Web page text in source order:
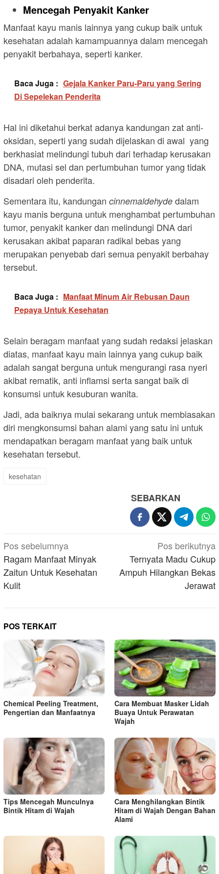
Mencegah Penyakit Kanker
Manfaat kayu manis lainnya yang cukup baik untuk
kesehatan adalah kamampuannya dalam mencegah
penyakit berbahaya, seperti kanker.
Baca Juga : Gejala Kanker Paru-Paru yang Sering
Di Sepelekan Penderita
Hal ini diketahui berkat adanya kandungan zat anti-
oksidan, seperti yang sudah dijelaskan di awal yang
berkhasiat melindungi tubuh dari terhadap kerusakan
DNA, mutasi sel dan pertumbuhan tumor yang tidak
disadari oleh penderita.
Sementara itu, kandungan cinnemaldehyde dalam
kayu manis berguna untuk menghambat pertumbuhan
tumor, penyakit kanker dan melindungi DNA dari
kerusakan akibat paparan radikal bebas yang
merupakan penyebab dari semua penyakit berbahay
tersebut.
Baca Juga : Manfaat Minum Air Rebusan Daun
Pepaya Untuk Kesehatan
Selain beragam manfaat yang sudah redaksi jelaskan
diatas, manfaat kayu main lainnya yang cukup baik
adalah sangat berguna untuk mengurangi rasa nyeri
akibat rematik, anti inflamsi serta sangat baik di
konsumsi untuk kesuburan wanita.
Jadi, ada baiknya mulai sekarang untuk membiasakan
diri mengkonsumsi bahan alami yang satu ini untuk
mendapatkan beragam manfaat yang baik untuk
kesehatan tersebut.
kesehatan
SEBARKAN
Navigasi
pos
Pos sebelumnya
Ragam Manfaat Minyak
Zaitun Untuk Kesehatan
Kulit
Pos berikutnya
Ternyata Madu Cukup
Ampuh Hilangkan Bekas
Jerawat
POS TERKAIT
Chemical Peeling Treatment,
Pengertian dan Manfaatnya
Cara Membuat Masker Lidah
Buaya Untuk Perawatan
Wajah
Tips Mencegah Munculnya
Bintik Hitam di Wajah
Cara Menghilangkan Bintik
Hitam di Wajah Dengan Bahan
Alami